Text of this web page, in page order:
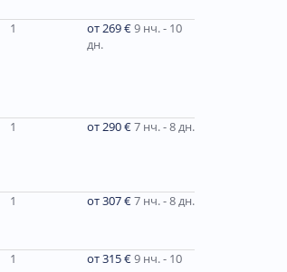
1 от 269 €9 нч. - 10
дн.
1 от 290 €7 нч. - 8 дн.
1 от 307 €7 нч. - 8 дн.
1 от 315 €9 нч. - 10